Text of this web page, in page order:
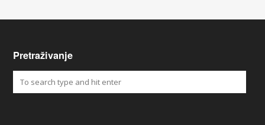
Pretraživanje